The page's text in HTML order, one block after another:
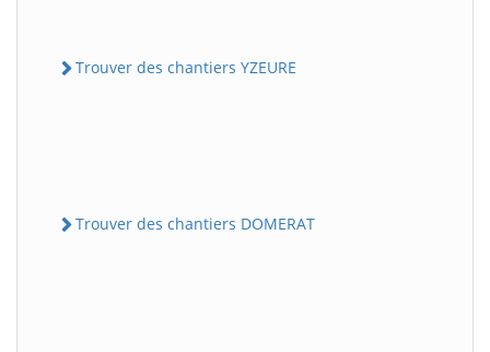
Trouver des chantiers YZEURE
Trouver des chantiers DOMERAT